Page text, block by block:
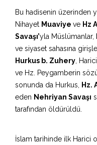
Bu hadisenin üzerinden
Nihayet Muaviye ve Hz
Savaşı’yla Müslümanlar,
ve siyaset sahasına
Hurkus b. Zuhery ,
ve Hz. Peygamberin
sonunda da Hurkus,
Hz.
eden Nehriyan Savaşı
tarafından öldürüldü.
İslam tarihinde ilk Harici